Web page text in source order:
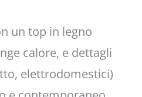
un top in legno
calore, e dettagli
elettrodomestici)